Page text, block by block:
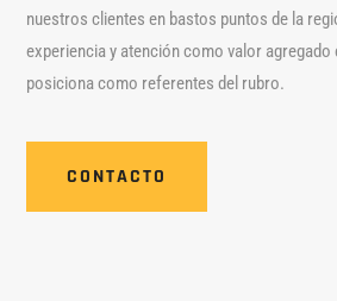
nuestros clientes en bastos puntos de la
experiencia y atención como valor agregado
posiciona como referentes del rubro.
CONTACTO